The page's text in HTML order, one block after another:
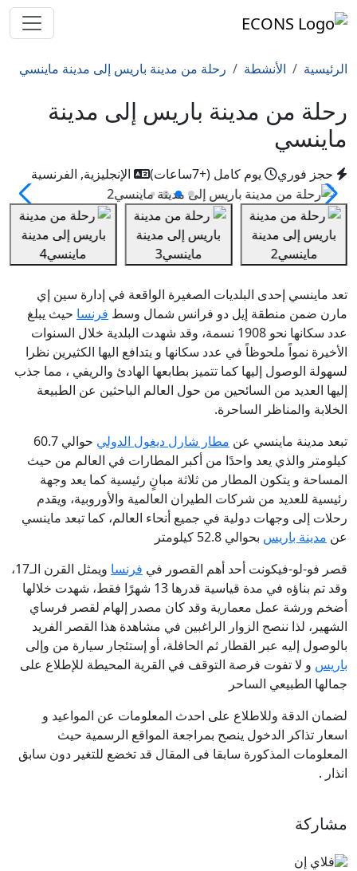
الرئيسية الأنشطة رحلة من مدينة باريس إلى مدينة ماينسي
رحلة من مدينة باريس إلى مدينة
ماينسي
حجز فوري يوم كامل (+7ساعات) الإنجليزية, الفرنسية
تعد ماينسي إحدى البلديات الصغيرة الواقعة في إدارة سين إي
مارن ضمن منطقة إيل دو فرانس شمال وسط فرنسا حيث يبلغ
عدد سكانها نحو 1908 نسمة، وقد شهدت البلدية خلال السنوات
الأخيرة نمواً ملحوظاً في عدد سكانها و يتدافع اليها الكثيرين نظرا
لسهولة الوصول إليها كما تتميز بطابعها الهادئ والريفي ، مما جذب
إليها العديد من السائحين من حول العالم الباحثين عن الطبيعة
الخلابة والمناظر الساحرة.
تبعد مدينة ماينسي عن مطار شارل ديغول الدولي
حوالي 60.7
كيلومتر والذي يعد واحدًا من أكبر المطارات في العالم من حيث
المساحة و يتكون المطار من ثلاثة مبانٍ رئيسية كما يعد وجهة
رئيسية للعديد من شركات الطيران العالمية والأوروبية، ويقدم
رحلات إلى وجهات دولية في جميع أنحاء العالم، كما تبعد ماينسي
عن مدينة باريس بحوالي 52.8 كيلومتر
قصر فو-لو-فيكونت أحد أهم القصور في فرنسا
ويمثل القرن الـ17،
وقد تم بناؤه في مدة قياسية قدرها 13 شهرًا فقط، شهدت خلالها
أضخم ورشة عمل معمارية وقد كان مصدر إلهام لقصر فرساي
الشهير، لذا ننصح الزوار الراغبين في مشاهدة هذا القصر الفريد
بالوصول إليه عبر القطار ثم الحافلة، أو إستئجار سيارة من وإلى
باريس و لا تفوت فرصة التوقف في القرية المحيطة للإطلاع على
جمالها الطبيعي الساحر
لضمان الدقة وللاطلاع على احدث المعلومات عن المواعيد و
اسعار تذاكر الدخول ينصح بمراجعة المواقع الرسمية حيث
المعلومات المذكورة سابقا فى المقال قد تخضع للتغير دون سابق
انذار .
مشاركة